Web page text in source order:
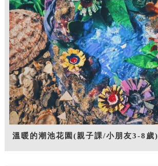
溫暖的潮池花園(親子課/小朋友3-8歲)